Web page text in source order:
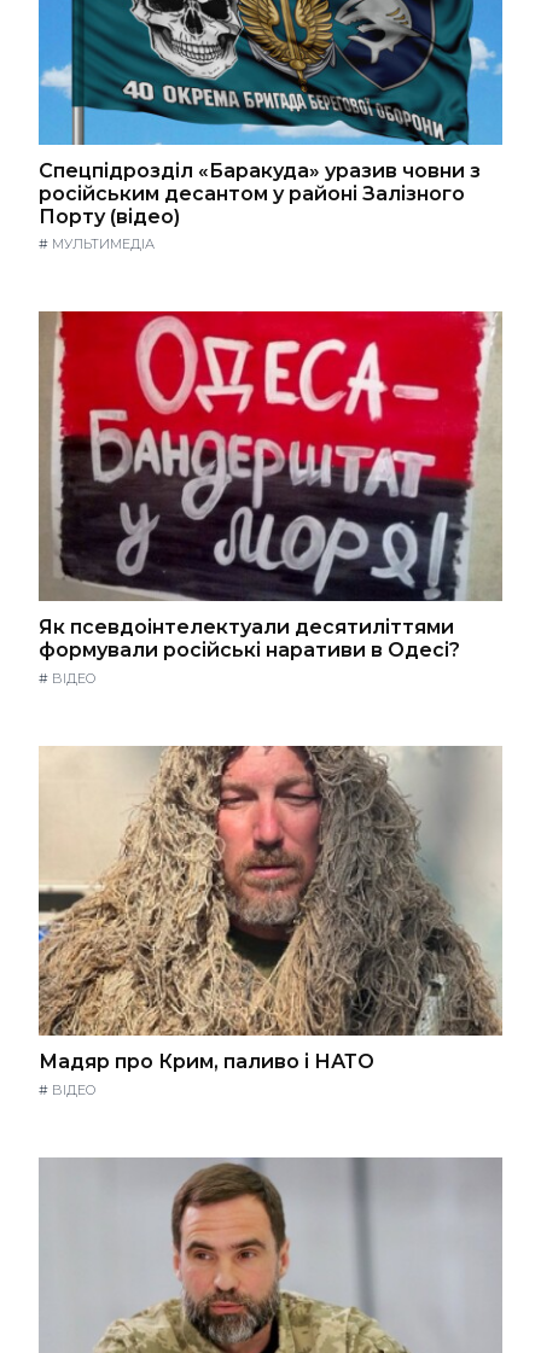
Спецпідрозділ «Баракуда» уразив човни з
російським десантом у районі Залізного
Порту (відео)
# МУЛЬТИМЕДІА
Як псевдоінтелектуали десятиліттями
формували російські наративи в Одесі?
# ВІДЕО
Мадяр про Крим, паливо і НАТО
# ВІДЕО